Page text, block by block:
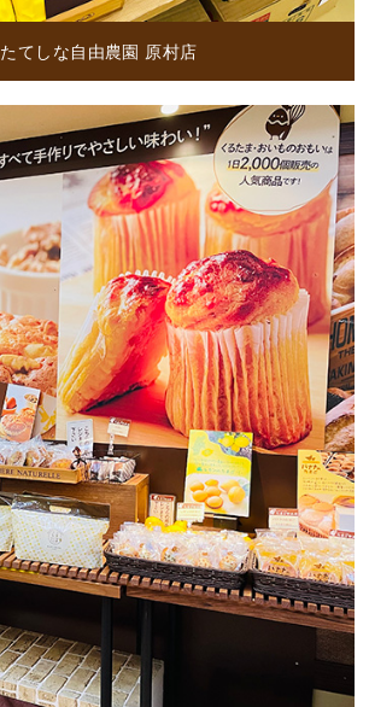
たてしな自由農園 原村店